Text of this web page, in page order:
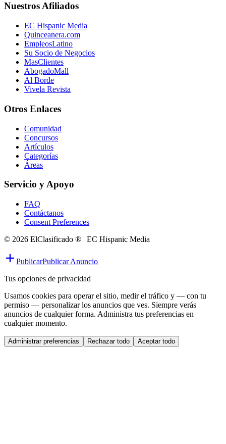
Nuestros Afiliados
EC Hispanic Media
Quinceanera.com
EmpleosLatino
Su Socio de Negocios
MasClientes
AbogadoMall
Al Borde
Vivela Revista
Otros Enlaces
Comunidad
Concursos
Artículos
Categorías
Áreas
Servicio y Apoyo
FAQ
Contáctanos
Consent Preferences
© 2026 ElClasificado ® | EC Hispanic Media
PublicarPublicar Anuncio
Tus opciones de privacidad
Usamos cookies para operar el sitio, medir el tráfico y — con tu
permiso — personalizar los anuncios que ves. Siempre verás
anuncios de cualquier forma. Administra tus preferencias en
cualquier momento.
Administrar preferencias Rechazar todo Aceptar todo